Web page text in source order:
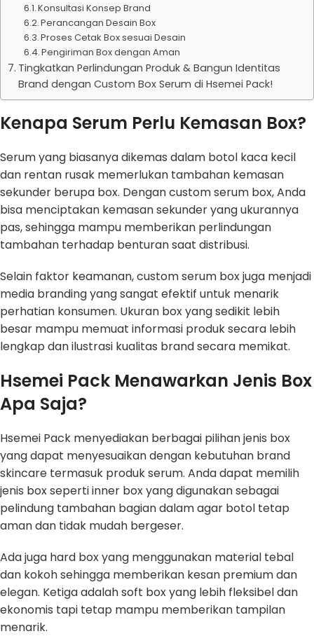
Konsultasi Konsep Brand
Perancangan Desain Box
Proses Cetak Box sesuai Desain
Pengiriman Box dengan Aman
Tingkatkan Perlindungan Produk & Bangun Identitas
Brand dengan Custom Box Serum di Hsemei Pack!
Kenapa Serum Perlu Kemasan Box?
Serum yang biasanya dikemas dalam botol kaca kecil
dan rentan rusak memerlukan tambahan kemasan
sekunder berupa box. Dengan custom serum box, Anda
bisa menciptakan kemasan sekunder yang ukurannya
pas, sehingga mampu memberikan perlindungan
tambahan terhadap benturan saat distribusi.
Selain faktor keamanan, custom serum box juga menjadi
media branding yang sangat efektif untuk menarik
perhatian konsumen. Ukuran box yang sedikit lebih
besar mampu memuat informasi produk secara lebih
lengkap dan ilustrasi kualitas brand secara memikat.
Hsemei Pack Menawarkan Jenis Box
Apa Saja?
Hsemei Pack menyediakan berbagai pilihan jenis box
yang dapat menyesuaikan dengan kebutuhan brand
skincare termasuk produk serum. Anda dapat memilih
jenis box seperti inner box yang digunakan sebagai
pelindung tambahan bagian dalam agar botol tetap
aman dan tidak mudah bergeser.
Ada juga hard box yang menggunakan material tebal
dan kokoh sehingga memberikan kesan premium dan
elegan. Ketiga adalah soft box yang lebih fleksibel dan
ekonomis tapi tetap mampu memberikan tampilan
menarik.